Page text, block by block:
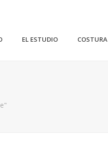
EL ESTUDIO COSTURA